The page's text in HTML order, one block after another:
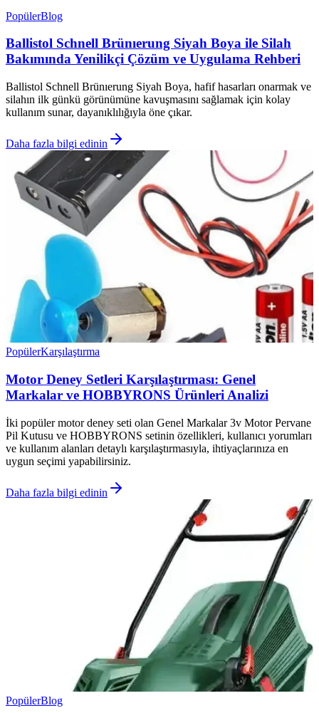
PopülerBlog
Ballistol Schnell Brünıerung Siyah Boya ile Silah
Bakımında Yenilikçi Çözüm ve Uygulama Rehberi
Ballistol Schnell Brünıerung Siyah Boya, hafif hasarları onarmak ve
silahın ilk günkü görünümüne kavuşmasını sağlamak için kolay
kullanım sunar, dayanıklılığıyla öne çıkar.
Daha fazla bilgi edinin
PopülerKarşılaştırma
Motor Deney Setleri Karşılaştırması: Genel
Markalar ve HOBBYRONS Ürünleri Analizi
İki popüler motor deney seti olan Genel Markalar 3v Motor Pervane
Pil Kutusu ve HOBBYRONS setinin özellikleri, kullanıcı yorumları
ve kullanım alanları detaylı karşılaştırmasıyla, ihtiyaçlarınıza en
uygun seçimi yapabilirsiniz.
Daha fazla bilgi edinin
PopülerBlog